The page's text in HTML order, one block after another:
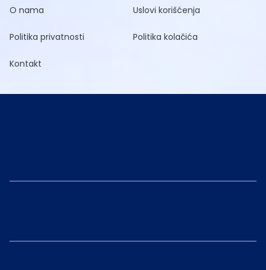
O nama Uslovi korišćenja
Politika privatnosti Politika kolačića
Kontakt